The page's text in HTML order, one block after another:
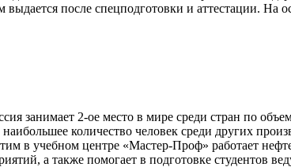
после спецподготовки и аттестации. На
занимает 2-ое место в мире среди стран по
количество человек среди других
в учебном центре «Мастер-Проф» работает
а также помогает в подготовке студентов